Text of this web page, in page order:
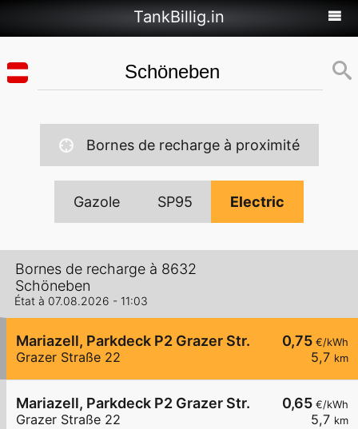
TankBillig.in
Bornes de recharge à proximité
Gazole SP95 Electric
Bornes de recharge à 8632
Schöneben
État à 07.08.2026 - 11:03
0,75 €/kWh
5,7 km
Mariazell, Parkdeck P2 Grazer Str.
Grazer Straße 22
0,65 €/kWh
5,7 km
Mariazell, Parkdeck P2 Grazer Str.
Grazer Straße 22